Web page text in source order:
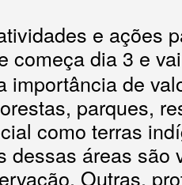
e ações
começa dia 3 e
importância de
parques,
como terras
dessas áreas são
Outras,